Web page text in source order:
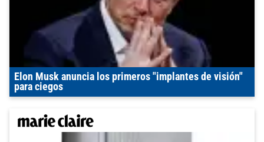
Elon Musk anuncia los primeros "implantes de visión"
para ciegos